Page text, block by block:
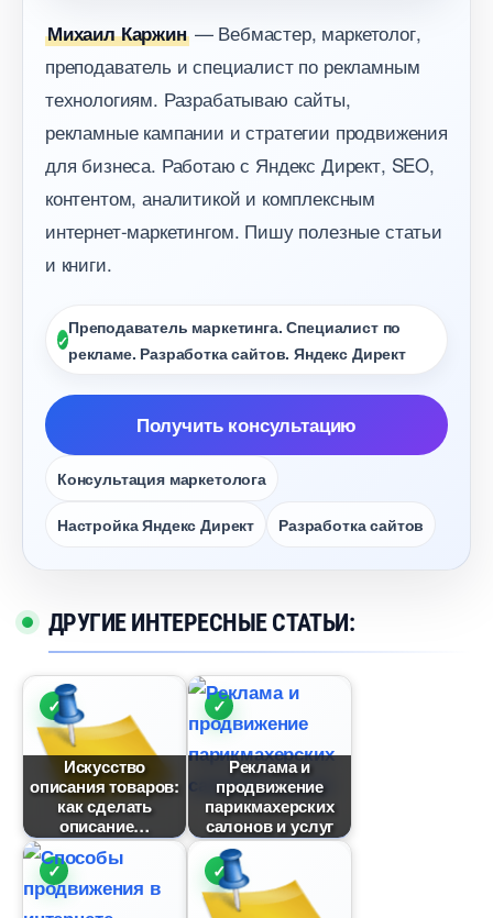
Михаил Каржин— Вебмастер, маркетолог,
преподаватель и специалист по рекламным
технологиям. Разрабатываю сайты,
рекламные кампании и стратегии продвижения
для бизнеса. Работаю с Яндекс Директ, SEO,
контентом, аналитикой и комплексным
интернет-маркетингом. Пишу полезные статьи
и книги.
Преподаватель маркетинга. Специалист по
рекламе. Разработка сайтов. Яндекс Директ
Получить консультацию
Консультация маркетолога
Настройка Яндекс Директ Разработка сайто
ДРУГИЕ ИНТЕРЕСНЫЕ СТАТЬИ:
Искусство
описания товаров:
как сделать
описание
Реклама и
продвижение
парикмахерских
салонов и услу